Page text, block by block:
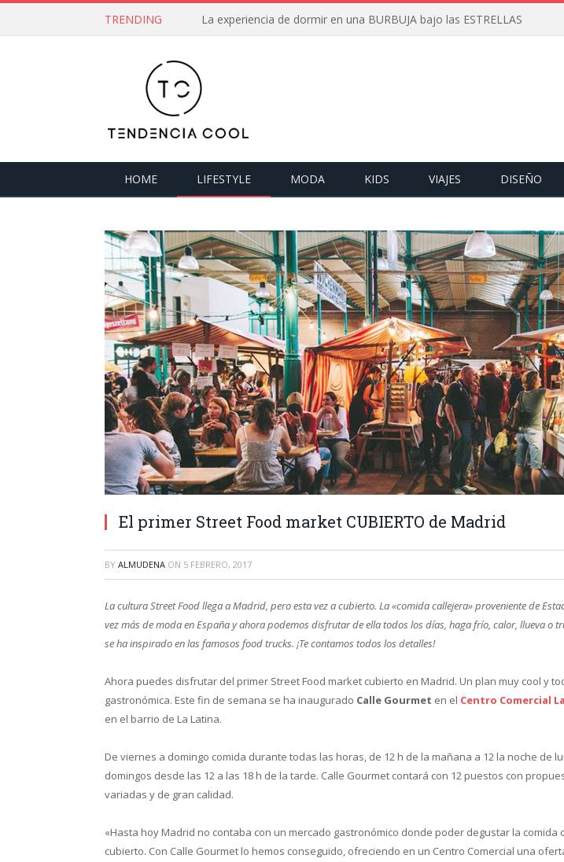
TRENDING La experiencia de dormir en una BURBUJA bajo las ESTRELLAS
HOME LIFESTYLE MODA KIDS VIAJES DISEÑO
El primer Street Food market CUBIERTO de Madrid
BY ALMUDENA ON 5 FEBRERO, 2017
La cultura Street Food llega a Madrid, pero esta vez a cubierto. La «comida callejera» proveniente de
vez más de moda en España y ahora podemos disfrutar de ella todos los días, haga frío, calor, llueva o
se ha inspirado en las famosos food trucks. ¡Te contamos todos los detalles!
Ahora puedes disfrutar del primer Street Food market cubierto en Madrid. Un plan muy cool y
gastronómica. Este fin de semana se ha inaugurado Calle Gourmet en el Centro Comercial
en el barrio de La Latina.
De viernes a domingo comida durante todas las horas, de 12 h de la mañana a 12 la noche de
domingos desde las 12 a las 18 h de la tarde. Calle Gourmet contará con 12 puestos con
variadas y de gran calidad.
«Hasta hoy Madrid no contaba con un mercado gastronómico donde poder degustar la comida
cubierto. Con Calle Gourmet lo hemos conseguido, ofreciendo en un Centro Comercial una